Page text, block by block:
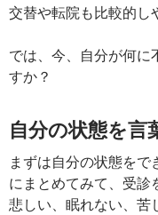
交替や転院も比較的し
では、今、自分が何に
すか？
自分の状態を言
まずは自分の状態をで
にまとめてみて、受診
悲しい、眠れない、苦